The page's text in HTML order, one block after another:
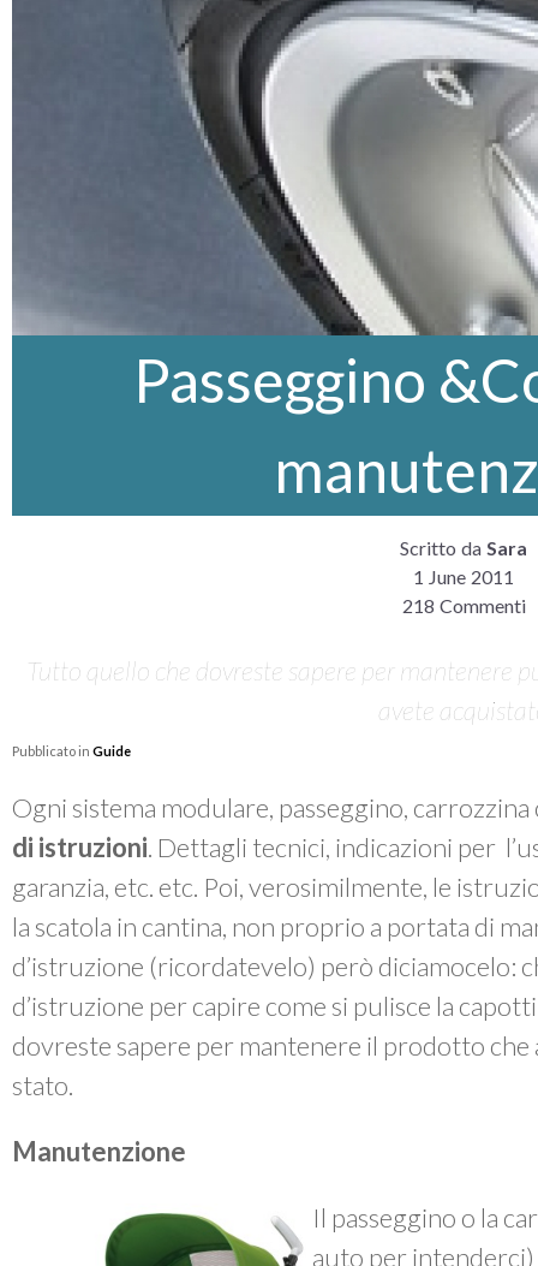
Passeggino
Scritto da Sara
1 June 2011
218 Commenti
Tutto quello che dovreste sapere per mantenere
avete
Pubblicato in Guide
Ogni sistema modulare, passeggino,
di istruzioni. Dettagli tecnici, indicazioni per
garanzia, etc. etc. Poi, verosimilmente, le
la scatola in cantina, non proprio a portata di
d’istruzione (ricordatevelo) però diciamocelo:
d’istruzione per capire come si pulisce la
dovreste sapere per mantenere il prodotto
stato.
Manutenzione
Il passeggino o la
auto per